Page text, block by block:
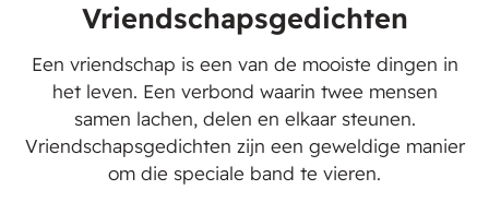
Vriendschapsgedichten
Een vriendschap is een van de mooiste dingen in
het leven. Een verbond waarin twee mensen
samen lachen, delen en elkaar steunen.
Vriendschapsgedichten zijn een geweldige manier
om die speciale band te vieren.